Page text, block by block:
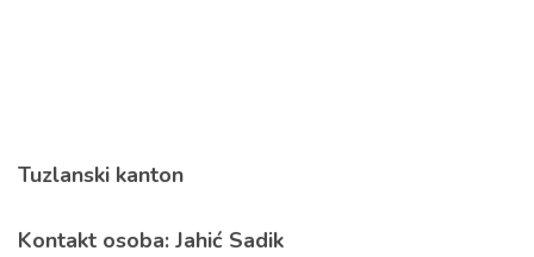
Tuzlanski kanton
Kontakt osoba: Jahić Sadik